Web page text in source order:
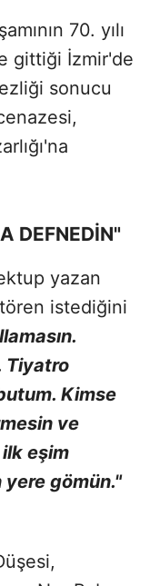
70. yılı
gittiği İzmir'de
sonucu
DEFNEDİN"
yazan
istediğini
Tiyatro
Kimse
ve
eşim
yere gömün."